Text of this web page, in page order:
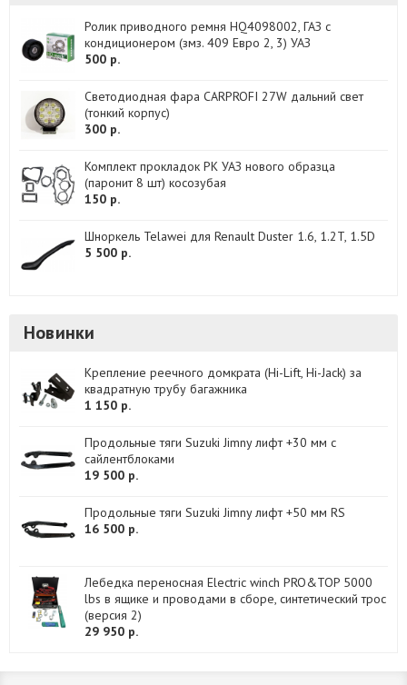
Ролик приводного ремня HQ4098002, ГАЗ с
кондиционером (змз. 409 Евро 2, 3) УАЗ
500 р.
Светодиодная фара CARPROFI 27W дальний свет
(тонкий корпус)
300 р.
Комплект прокладок РК УАЗ нового образца
(паронит 8 шт) косозубая
150 р.
Шноркель Telawei для Renault Duster 1.6, 1.2T, 1.5D
5 500 р.
Новинки
Крепление реечного домкрата (Hi-Lift, Hi-Jack) за
квадратную трубу багажника
1 150 р.
Продольные тяги Suzuki Jimny лифт +30 мм с
сайлентблоками
19 500 р.
Продольные тяги Suzuki Jimny лифт +50 мм RS
16 500 р.
Лебедка переносная Electric winch PRO&TOP 5000
lbs в ящике и проводами в сборе, синтетический трос
(версия 2)
29 950 р.